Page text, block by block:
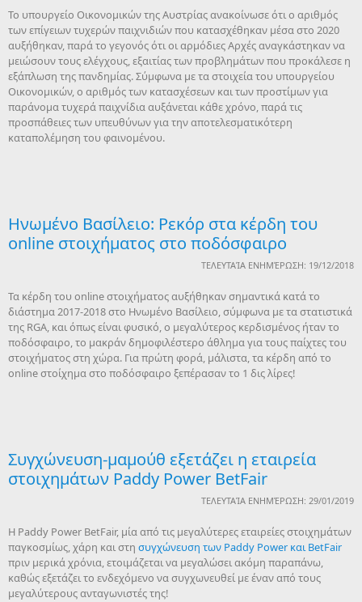
Το υπουργείο Οικονομικών της Αυστρίας ανακοίνωσε ότι ο αριθμός
των επίγειων τυχερών παιχνιδιών που κατασχέθηκαν μέσα στο 2020
αυξήθηκαν, παρά το γεγονός ότι οι αρμόδιες Αρχές αναγκάστηκαν να
μειώσουν τους ελέγχους, εξαιτίας των προβλημάτων που προκάλεσε η
εξάπλωση της πανδημίας. Σύμφωνα με τα στοιχεία του υπουργείου
Οικονομικών, ο αριθμός των κατασχέσεων και των προστίμων για
παράνομα τυχερά παιχνίδια αυξάνεται κάθε χρόνο, παρά τις
προσπάθειες των υπευθύνων για την αποτελεσματικότερη
καταπολέμηση του φαινομένου.
Ηνωμένο Βασίλειο: Ρεκόρ στα κέρδη του
online στοιχήματος στο ποδόσφαιρο
ΤΕΛΕΥΤΑΊΑ ΕΝΗΜΈΡΩΣΗ: 19/12/2018
Τα κέρδη του online στοιχήματος αυξήθηκαν σημαντικά κατά το
διάστημα 2017-2018 στο Ηνωμένο Βασίλειο, σύμφωνα με τα στατιστικά
της RGA, και όπως είναι φυσικό, ο μεγαλύτερος κερδισμένος ήταν το
ποδόσφαιρο, το μακράν δημοφιλέστερο άθλημα για τους παίχτες του
στοιχήματος στη χώρα. Για πρώτη φορά, μάλιστα, τα κέρδη από το
online στοίχημα στο ποδόσφαιρο ξεπέρασαν το 1 δις λίρες!
Συγχώνευση-μαμούθ εξετάζει η εταιρεία
στοιχημάτων Paddy Power BetFair
ΤΕΛΕΥΤΑΊΑ ΕΝΗΜΈΡΩΣΗ: 29/01/2019
Η Paddy Power BetFair, μία από τις μεγαλύτερες εταιρείες στοιχημάτων
παγκοσμίως, χάρη και στη συγχώνευση των Paddy Power και BetFair
πριν μερικά χρόνια, ετοιμάζεται να μεγαλώσει ακόμη παραπάνω,
καθώς εξετάζει το ενδεχόμενο να συγχωνευθεί με έναν από τους
μεγαλύτερους ανταγωνιστές της!